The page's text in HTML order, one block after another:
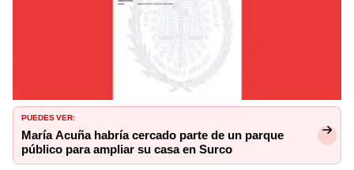
PUEDES VER:
María Acuña habría cercado parte de un parque
público para ampliar su casa en Surco